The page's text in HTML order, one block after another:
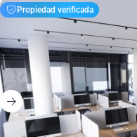
Propiedad verificada